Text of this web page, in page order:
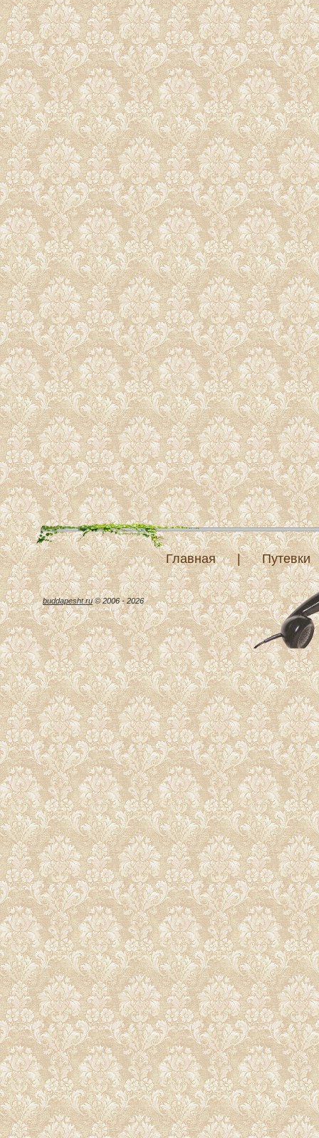
Главная | Путевки
buddapesht.ru© 2006 - 2026